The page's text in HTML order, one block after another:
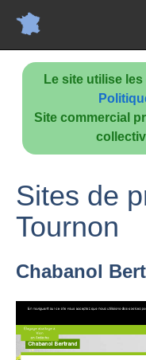
Le site utilise
Site commercial
Sites de
Tournon
Chabanol